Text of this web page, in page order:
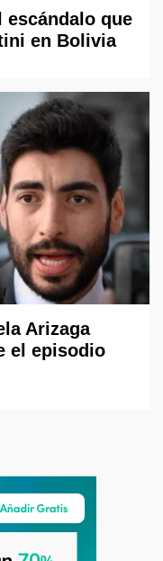
que
en Bolivia
Arizaga
el episodio